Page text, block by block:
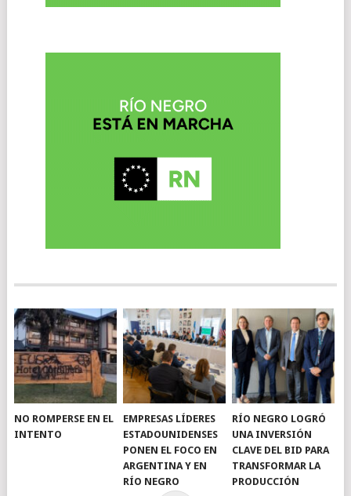
NO ROMPERSE EN EL
INTENTO
EMPRESAS LÍDERES
ESTADOUNIDENSES
PONEN EL FOCO EN
ARGENTINA Y EN
RÍO NEGRO
RÍO NEGRO LOGRÓ
UNA INVERSIÓN
CLAVE DEL BID PARA
TRANSFORMAR LA
PRODUCCIÓN